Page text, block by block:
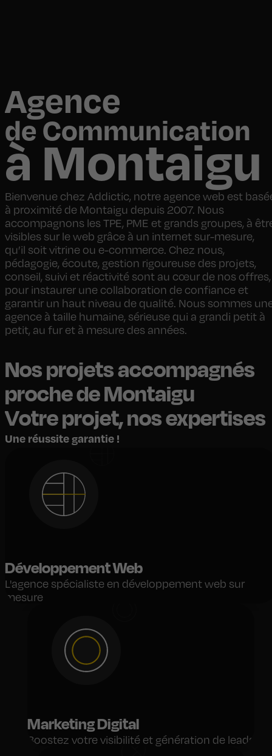
Agence
de Communication
à Montaigu
Bienvenue chez Addictic, notre agence web est
à proximité de Montaigu depuis 2007. Nous
accompagnons les TPE, PME et grands groupes, à
visibles sur le web grâce à un internet sur-mesure,
qu’il soit vitrine ou e-commerce. Chez nous,
pédagogie, écoute, gestion rigoureuse des projets,
conseil, suivi et réactivité sont au cœur de nos offres,
pour instaurer une collaboration de confiance et
garantir un haut niveau de qualité. Nous sommes
agence à taille humaine, sérieuse qui a grandi petit à
petit, au fur et à mesure des années.
Nos projets accompagnés
proche de Montaigu
Votre projet, nos expertises
Une réussite garantie !
Développement Web
L'agence spécialiste en développement web sur
mesure
Marketing Digital
Boostez votre visibilité et génération de leads